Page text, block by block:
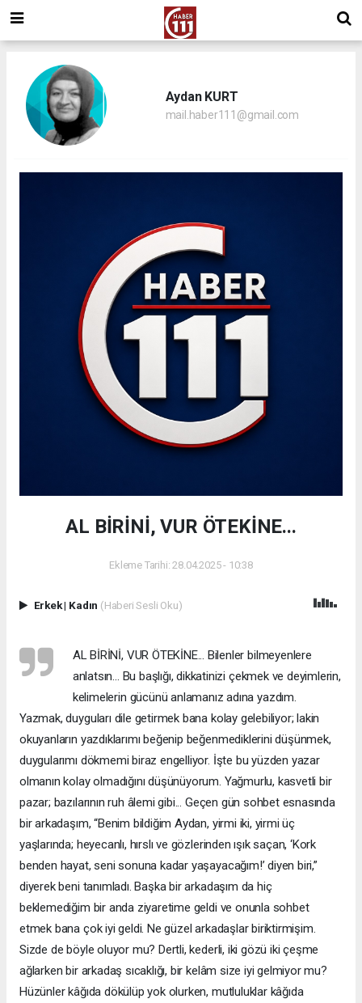
Aydan KURT
mail.haber111@gmail.com
AL BİRİNİ, VUR ÖTEKİNE...
Ekleme Tarihi: 28.04.2025 - 10:38
Erkek| Kadın (Haberi Sesli Oku)
AL BİRİNİ, VUR ÖTEKİNE... Bilenler bilmeyenlere
anlatsın... Bu başlığı, dikkatinizi çekmek ve deyimlerin,
kelimelerin gücünü anlamanız adına yazdım.
Yazmak, duyguları dile getirmek bana kolay gelebiliyor; lakin
okuyanların yazdıklarımı beğenip beğenmediklerini düşünmek,
duygularımı dökmemi biraz engelliyor. İşte bu yüzden yazar
olmanın kolay olmadığını düşünüyorum. Yağmurlu, kasvetli bir
pazar; bazılarının ruh âlemi gibi... Geçen gün sohbet esnasında
bir arkadaşım, “Benim bildiğim Aydan, yirmi iki, yirmi üç
yaşlarında; heyecanlı, hırslı ve gözlerinden ışık saçan, ‘Kork
benden hayat, seni sonuna kadar yaşayacağım!’ diyen biri,”
diyerek beni tanımladı. Başka bir arkadaşım da hiç
beklemediğim bir anda ziyaretime geldi ve onunla sohbet
etmek bana çok iyi geldi. Ne güzel arkadaşlar biriktirmişim.
Sizde de böyle oluyor mu? Dertli, kederli, iki gözü iki çeşme
ağlarken bir arkadaş sıcaklığı, bir kelâm size iyi gelmiyor mu?
Hüzünler kâğıda dökülüp yok olurken, mutluluklar kâğıda